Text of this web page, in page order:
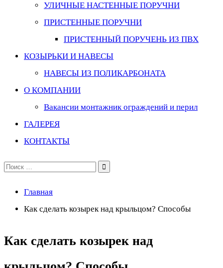
УЛИЧНЫЕ НАСТЕННЫЕ ПОРУЧНИ
ПРИСТЕННЫЕ ПОРУЧНИ
ПРИСТЕННЫЙ ПОРУЧЕНЬ ИЗ ПВХ
КОЗЫРЬКИ И НАВЕСЫ
НАВЕСЫ ИЗ ПОЛИКАРБОНАТА
О КОМПАНИИ
Вакансии монтажник ограждений и перил
ГАЛЕРЕЯ
КОНТАКТЫ
Поиск
Главная
Как сделать козырек над крыльцом? Способы
Как сделать козырек над